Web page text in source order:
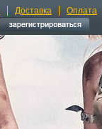
Доставка Оплата